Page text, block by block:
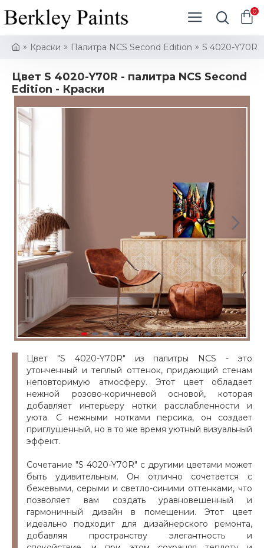
0
Краски Палитра NCS Second Edition S 4020-Y70R
Цвет S 4020-Y70R - палитра NCS Second
Edition - Краски
Цвет "S 4020-Y70R" из палитры NCS - это
утонченный и теплый оттенок, придающий стенам
неповторимую атмосферу. Этот цвет обладает
нежной розово-коричневой основой, которая
добавляет интерьеру нотки расслабленности и
уюта. С нежными нотками персика, он создает
приглушенный, но в то же время уютный визуальный
эффект.
Сочетание "S 4020-Y70R" с другими цветами может
быть удивительным. Он отлично сочетается с
бежевыми, серыми и светло-синими оттенками, что
позволяет вам создать уравновешенный и
гармоничный дизайн в помещении. Этот цвет
идеально подходит для дизайнерского ремонта,
добавляя пространству элегантность и